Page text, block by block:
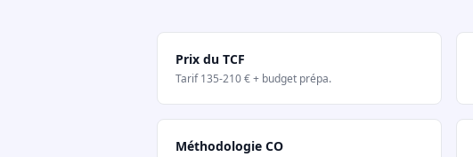
Prix du TCF
Tarif 135-210 € + budget prépa.
Méthodologie CO